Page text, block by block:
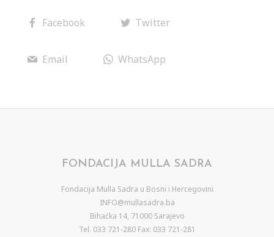
Facebook Twitter
Email WhatsApp
FONDACIJA MULLA SADRA
Fondacija Mulla Sadra u Bosni i Hercegovini
INFO@mullasadra.ba
Bihaćka 14, 71000 Sarajevo
Tel. 033 721-280 Fax: 033 721-281